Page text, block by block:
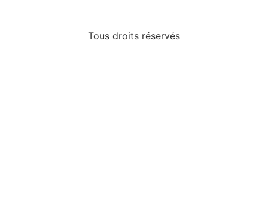
Tous droits réservés